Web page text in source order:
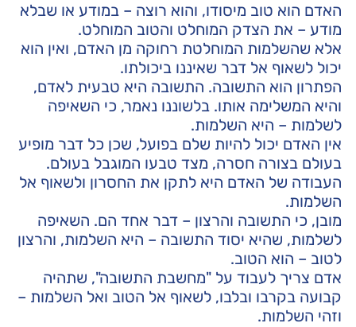
האדם הוא טוב מיסודו, והוא רוצה – במודע או שבלא
מודע – את הצדק המוחלט והטוב המוחלט.
אלא שהשלמות המוחלטת רחוקה מן האדם, ואין הוא
יכול לשאוף אל דבר שאיננו ביכולתו.
הפתרון הוא התשובה. התשובה היא טבעית לאדם,
והיא המשלימה אותו. בלשוננו נאמר, כי השאיפה
לשלמות – היא השלמות.
אין האדם יכול להיות שלם בפועל, שכן כל דבר מופיע
בעולם בצורה חסרה, מצד טבעו המוגבל בעולם.
העבודה של האדם היא לתקן את החסרון ולשאוף אל
השלמות.
מובן, כי התשובה והרצון – דבר אחד הם. השאיפה
לשלמות, שהיא יסוד התשובה – היא השלמות, והרצון
לטוב – הוא הטוב.
אדם צריך לעבוד על "מחשבת התשובה", שתהיה
קבועה בקרבו ובלבו, לשאוף אל הטוב ואל השלמות –
וזהי השלמות.